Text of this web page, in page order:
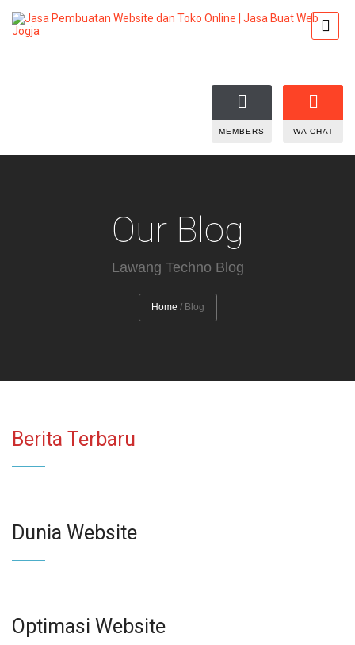
MEMBERS WA CHAT
Our Blog
Lawang Techno Blog
Home / Blog
Berita Terbaru
Dunia Website
Optimasi Website